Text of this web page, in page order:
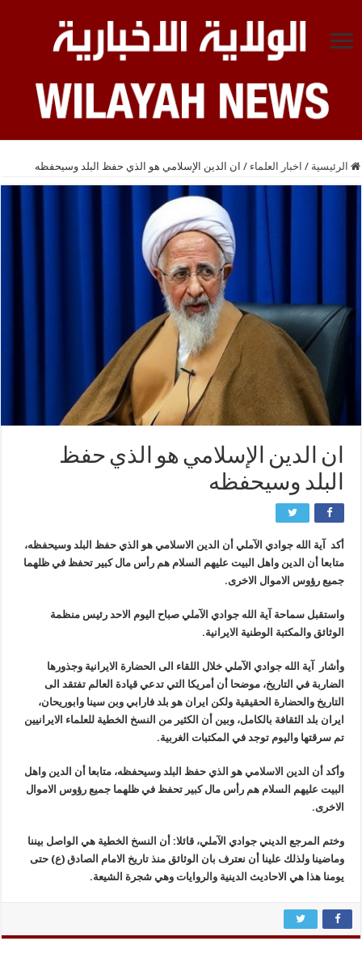
الرئيسية / اخبار العلماء / ان الدين الإسلامي هو الذي حفظ البلد وسيحفظه
ان الدين الإسلامي هو الذي حفظ
البلد وسيحفظه
أكد آية الله جوادي الآملي أن الدين الاسلامي هو الذي حفظ البلد وسيحفظه،
متابعا أن الدين واهل البيت عليهم السلام هم رأس مال كبير تحفظ في ظلهما
جميع رؤوس الاموال الاخرى.
واستقبل سماحة آية الله جوادي الآملي صباح اليوم الاحد رئيس منظمة
الوثائق والمكتبة الوطنية الايرانية.
وأشار آية الله جوادي الآملي خلال اللقاء الى الحضارة الايرانية وجذورها
الضاربة في التاريخ، موضحا أن أمريكا التي تدعي قيادة العالم تفتقد الى
التاريخ والحضارة الحقيقية ولكن ايران هو بلد فارابي وبن سينا وابوريحان،
ايران بلد الثقافة بالكامل، وبين أن الكثير من النسخ الخطية للعلماء الايرانيين
تم سرقتها واليوم توجد في المكتبات الغربية.
وأكد أن الدين الاسلامي هو الذي حفظ البلد وسيحفظه، متابعا أن الدين واهل
البيت عليهم السلام هم رأس مال كبير تحفظ في ظلهما جميع رؤوس الاموال
الاخرى.
وختم المرجع الديني جوادي الآملي، قائلا: أن النسخ الخطية هي الواصل بيننا
وماضينا ولذلك علينا أن نعترف بان الوثائق منذ تاريخ الامام الصادق (ع) حتى
يومنا هذا هي الاحاديث الدينية والروايات وهي شجرة الشيعة.